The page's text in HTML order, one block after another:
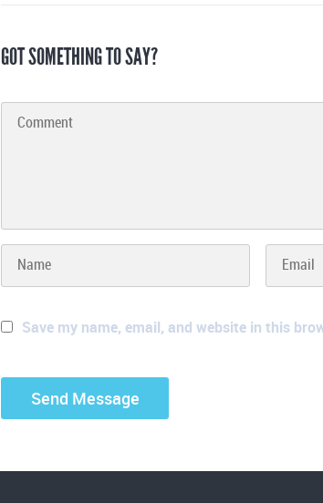
GOT SOMETHING TO SAY?
Save my name, email, and website in this